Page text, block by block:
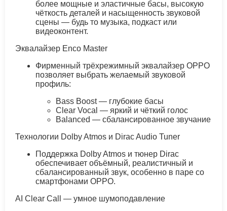
более мощные и эластичные басы, высокую
чёткость деталей и насыщенность звуковой
сцены — будь то музыка, подкаст или
видеоконтент.
Эквалайзер Enco Master
Фирменный трёхрежимный эквалайзер OPPO
позволяет выбрать желаемый звуковой
профиль:
Bass Boost — глубокие басы
Clear Vocal — яркий и чёткий голос
Balanced — сбалансированное звучание
Технологии Dolby Atmos и Dirac Audio Tuner
Поддержка Dolby Atmos и тюнер Dirac
обеспечивает объёмный, реалистичный и
сбалансированный звук, особенно в паре со
смартфонами OPPO.
AI Clear Call — умное шумоподавление